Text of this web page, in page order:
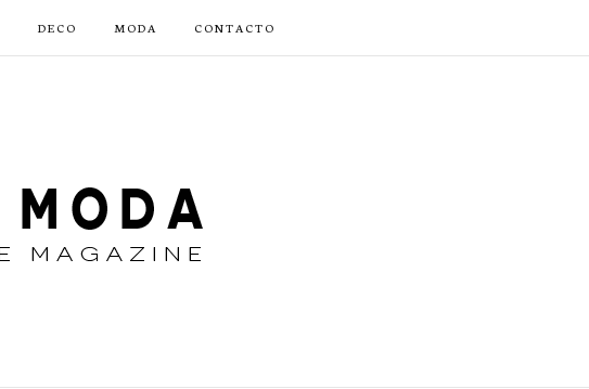
DECO MODA CONTACTO